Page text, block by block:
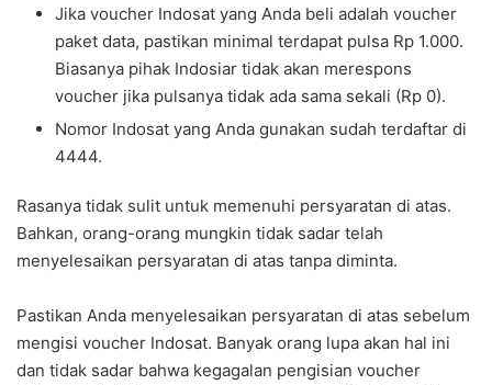
Jika voucher Indosat yang Anda beli adalah voucher
paket data, pastikan minimal terdapat pulsa Rp 1.000.
Biasanya pihak Indosiar tidak akan merespons
voucher jika pulsanya tidak ada sama sekali (Rp 0).
Nomor Indosat yang Anda gunakan sudah terdaftar di
4444.
Rasanya tidak sulit untuk memenuhi persyaratan di atas.
Bahkan, orang-orang mungkin tidak sadar telah
menyelesaikan persyaratan di atas tanpa diminta.
Pastikan Anda menyelesaikan persyaratan di atas sebelum
mengisi voucher Indosat. Banyak orang lupa akan hal ini
dan tidak sadar bahwa kegagalan pengisian voucher